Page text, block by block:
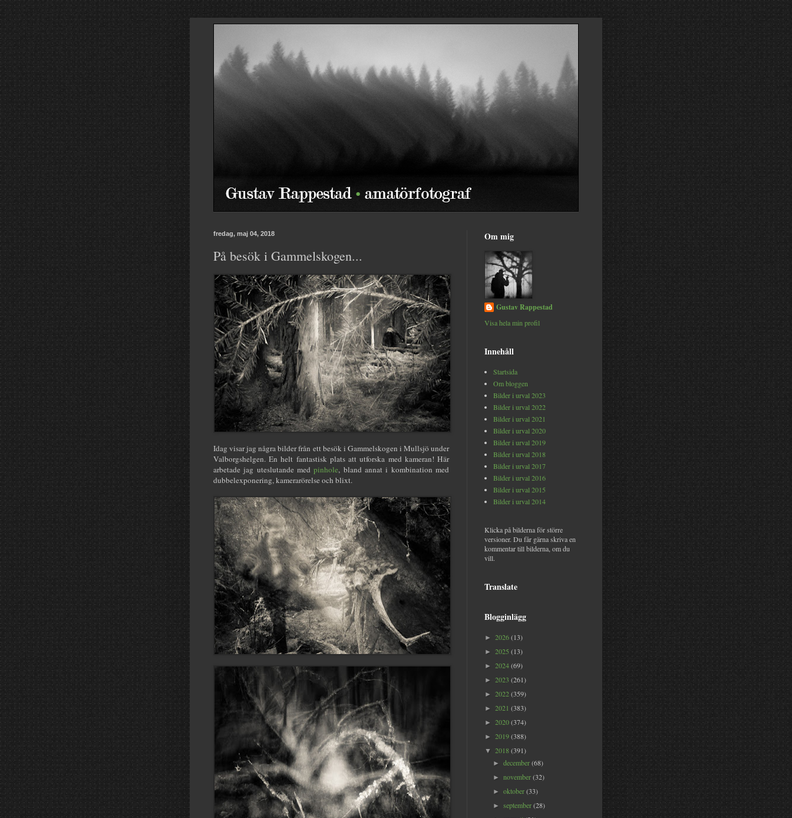
fredag, maj 04, 2018
På besök i Gammelskogen...
Idag visar jag några bilder från ett besök i Gammelskogen i Mullsjö under
Valborgshelgen. En helt fantastisk plats att utforska med kameran! Här
arbetade jag uteslutande medpinhole, bland annat i kombination med
dubbelexponering, kamerarörelse och blixt.
Om mig
Gustav Rappestad
Visa hela min profil
Innehåll
Startsida
Om bloggen
Bilder i urval 2023
Bilder i urval 2022
Bilder i urval 2021
Bilder i urval 2020
Bilder i urval 2019
Bilder i urval 2018
Bilder i urval 2017
Bilder i urval 2016
Bilder i urval 2015
Bilder i urval 2014
Klicka på bilderna för större
versioner. Du får gärna skriva en
kommentar till bilderna, om du
vill.
Translate
Blogginlägg
► 2026(13)
► 2025 (13)
► 2024(69)
► 2023 (261)
► 2022(359)
► 2021 (383)
► 2020(374)
► 2019(388)
▼ 2018 (391)
►december(68)
►november(32)
►oktober(33)
►september(28)